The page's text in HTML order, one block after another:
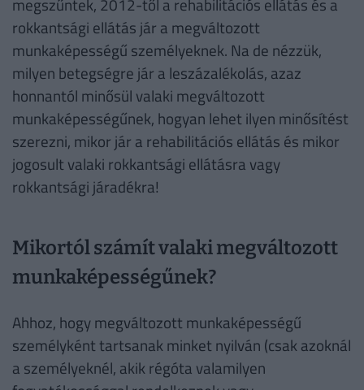
rokkantsági ellátás jár a megváltozott
munkaképességű személyeknek. Na de nézzük,
milyen betegségre jár a leszázalékolás, azaz
honnantól minősül valaki megváltozott
munkaképességűnek, hogyan lehet ilyen minősítést
szerezni, mikor jár a rehabilitációs ellátás és mikor
jogosult valaki rokkantsági ellátásra vagy
rokkantsági járadékra!
Mikortól számít valaki megváltozott
munkaképességűnek?
Ahhoz, hogy megváltozott munkaképességű
személyként tartsanak minket nyilván (csak azoknál
a személyeknél, akik régóta valamilyen